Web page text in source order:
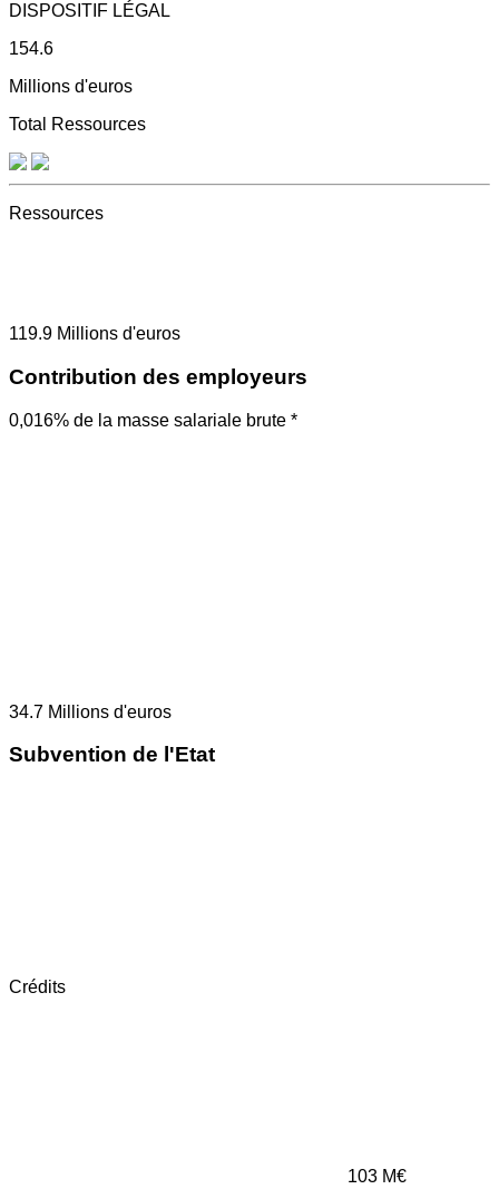
DISPOSITIF LÉGAL
154.6
Millions d'euros
Total Ressources
Ressources
119.9 Millions d'euros
Contribution des employeurs
0,016% de la masse salariale brute *
34.7 Millions d'euros
Subvention de l'Etat
Crédits
103 M€